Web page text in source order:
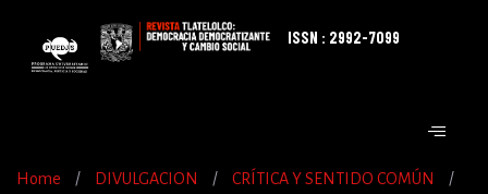
ISSN : 2992-7099
Home / DIVULGACION / CRÍTICA Y SENTIDO COMÚN
/